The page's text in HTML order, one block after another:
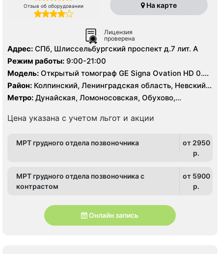
Отзыв об оборудовании На карте
Лицензия
проверена
Адрес: СПб, Шлиссельбургский проспект д.7 лит. А
Режим работы: 9:00-21:00
Модель: Открытый томограф GE Signa Ovation HD 0.35
Тесла, УЗИ экспертного класса
Район: Колпинский, Ленинградская область, Невский,
Фрунзенский
Метро: Дунайская, Ломоносовская, Обухово,
Цена указана с учетом льгот и акции
МРТ грудного отдела позвоночника
от 2950
p.
МРТ грудного отдела позвоночника c
контрастом
от 5900
p.
Онлайн запись